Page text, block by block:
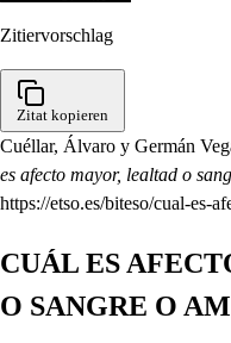
Zitiervorschlag
Zitat kopieren
Cuéllar, Álvaro y Germán
es afecto mayor, lealtad o
https://etso.es/biteso/cual-es-
CUÁL ES
O SANGRE O